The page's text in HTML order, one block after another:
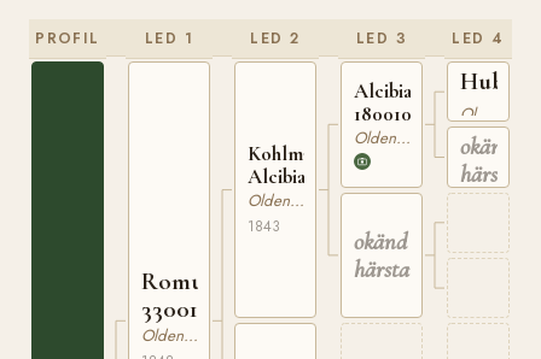
PROFIL LED 1
Romulus
330018448
Oldenburgare
LED 2
Kohlmann's
Alcibiades
Oldenburgare
1843
LED 3
Alcibiades
180010534
Oldenburgare
okänd
härstamning
LED 4
Oldenburgare
okänd